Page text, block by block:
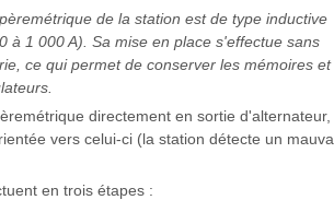
de la station est de type inductive
à 1 000 A). Sa mise en place s'effectue sans
ce qui permet de conserver les mémoires et
directement en sortie d'alternateur,
vers celui-ci (la station détecte un
en trois étapes :